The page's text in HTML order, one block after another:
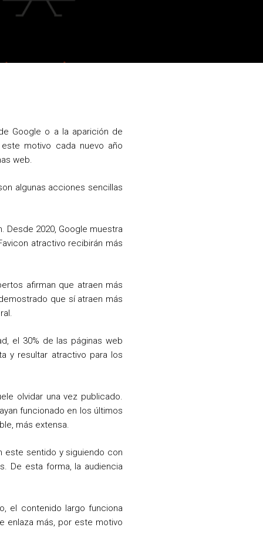
Google o a la aparición de
motivo cada nuevo año
web.
algunas acciones sencillas
Desde 2020, Google muestra
atractivo recibirán más
afirman que atraen más
que sí atraen más
el 30% de las páginas web
y resultar atractivo para los
olvidar una vez publicado.
funcionado en los últimos
más extensa.
este sentido y siguiendo con
De esta forma, la audiencia
el contenido largo funciona
enlaza más, por este motivo